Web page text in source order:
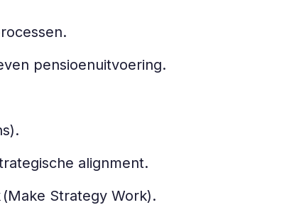
pensioenuitvoering.
alignment.
Strategy Work).